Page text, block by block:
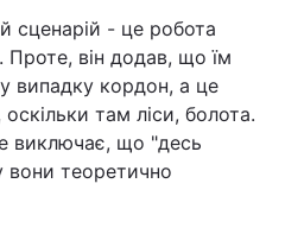
сценарій - це робота
він додав, що їм
випадку кордон, а це
там ліси, болота.
виключає, що "десь
вони теоретично